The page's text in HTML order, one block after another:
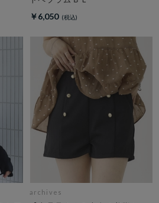
￥6,050
archives